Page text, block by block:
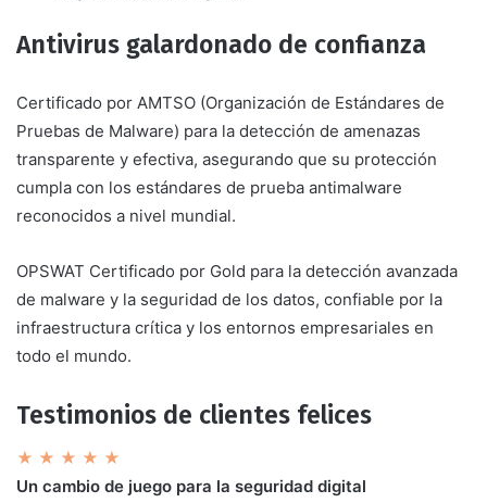
Antivirus galardonado de confianza
Certificado por AMTSO (Organización de Estándares de
Pruebas de Malware) para la detección de amenazas
transparente y efectiva, asegurando que su protección
cumpla con los estándares de prueba antimalware
reconocidos a nivel mundial.
OPSWAT Certificado por Gold para la detección avanzada
de malware y la seguridad de los datos, confiable por la
infraestructura crítica y los entornos empresariales en
todo el mundo.
Testimonios de clientes felices
★ ★ ★ ★ ★
Un cambio de juego para la seguridad digital